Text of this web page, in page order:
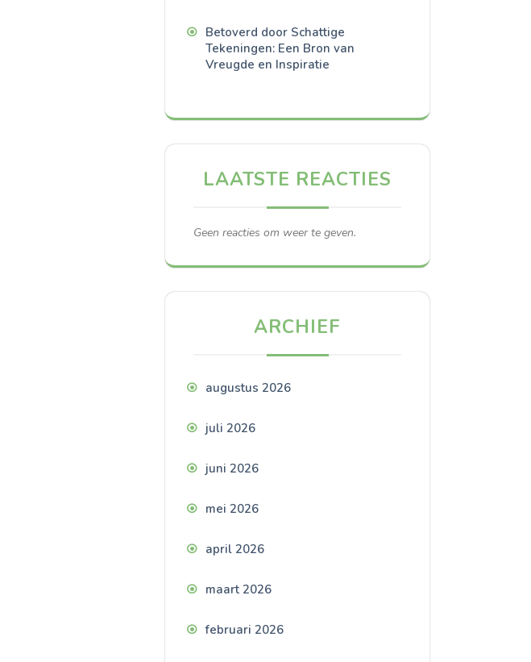
Betoverd door Schattige
Tekeningen: Een Bron van
Vreugde en Inspiratie
LAATSTE REACTIES
Geen reacties om weer te geven.
ARCHIEF
augustus 2026
juli 2026
juni 2026
mei 2026
april 2026
maart 2026
februari 2026